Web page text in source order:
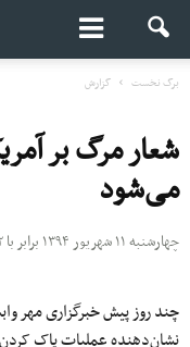
برگ نخست گزارش
شعار مرگ بر
می‌شود
چهارشنبه ۱۱ شهریور ۱۳۹۴ برابر با ۰۲ سپتامبر ۲۰۱۵
چند روز پیش خبرگزاری مهر
نشان‌دهنده عملیات پاک